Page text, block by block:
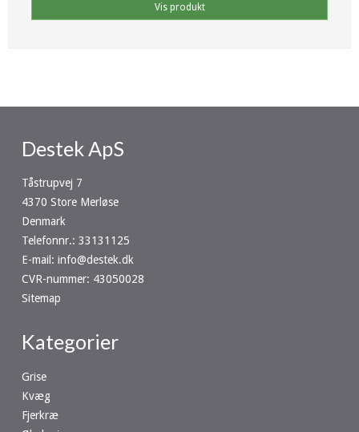
Vis produkt
Destek ApS
Tåstrupvej 7
4370 Store Merløse
Denmark
Telefonnr.: 33131125
E-mail : info@destek.dk
CVR-nummer: 43050028
Sitemap
Kategorier
Grise
Kvæg
Fjerkræ